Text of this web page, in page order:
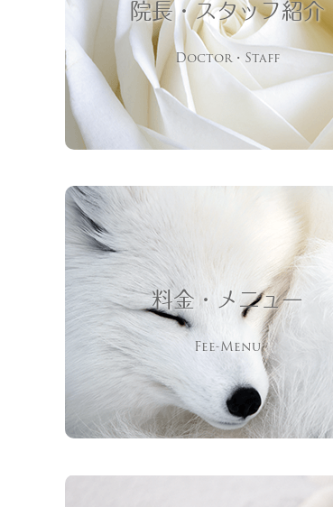
院長・スタッフ紹介
Doctor・Staff
料金・メニュー
Fee-Menu